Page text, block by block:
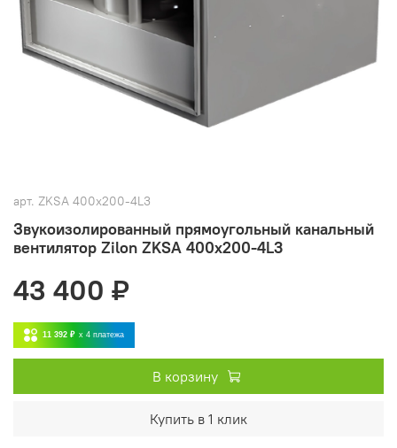
арт. ZKSA 400х200-4L3
Звукоизолированный прямоугольный канальный
вентилятор Zilon ZKSA 400х200-4L3
43 400 ₽
11 392 ₽ x 4 платежа
В корзину
Купить в 1 клик